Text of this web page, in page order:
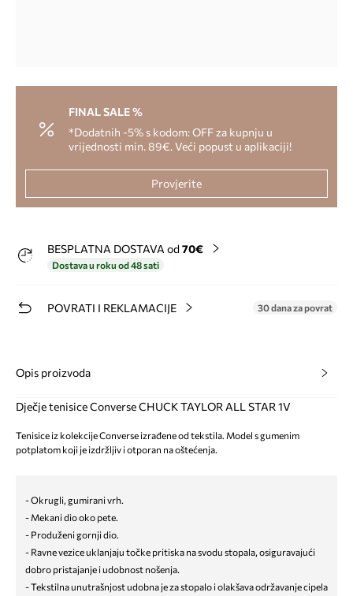
FINAL SALE %
*Dodatnih -5% s kodom: OFF za kupnju u
vrijednosti min. 89€. Veći popust u aplikaciji!
Provjerite
BESPLATNA DOSTAVA od 70€
Dostava u roku od 48 sati
POVRATI I REKLAMACIJE 30 dana za povrat
Opis proizvoda
Dječje tenisice Converse CHUCK TAYLOR ALL STAR 1V
Tenisice iz kolekcije Converse izrađene od tekstila. Model s gumenim
potplatom koji je izdržljiv i otporan na oštećenja.
- Okrugli, gumirani vrh.
- Mekani dio oko pete.
- Produženi gornji dio.
- Ravne vezice uklanjaju točke pritiska na svodu stopala, osiguravajući
dobro pristajanje i udobnost nošenja.
- Tekstilna unutrašnjost udobna je za stopalo i olakšava održavanje cipela